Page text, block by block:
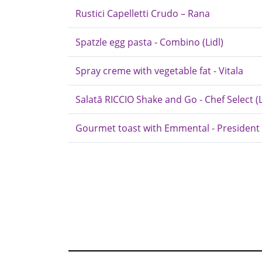
Rustici Capelletti Crudo – Rana
Spatzle egg pasta - Combino (Lidl)
Spray creme with vegetable fat - Vitala
Salată RICCIO Shake and Go - Chef Select
Gourmet toast with Emmental - President